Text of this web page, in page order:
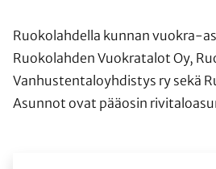
Ruokolahdella kunnan vuokra-
Ruokolahden Vuokratalot Oy,
Vanhustentaloyhdistys ry sekä
Asunnot ovat pääosin